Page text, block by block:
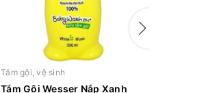
Tắm gội, vệ sinh
Tắm Gội Wesser Nắp Xanh